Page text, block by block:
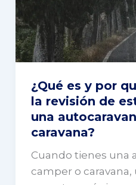
¿Qué es y por
la revisión de
una
caravana?
Cuando tienes una
camper o caravana,
qué
es
necesaria
revisión
de
estanqueidad
en
una
autocaravana,